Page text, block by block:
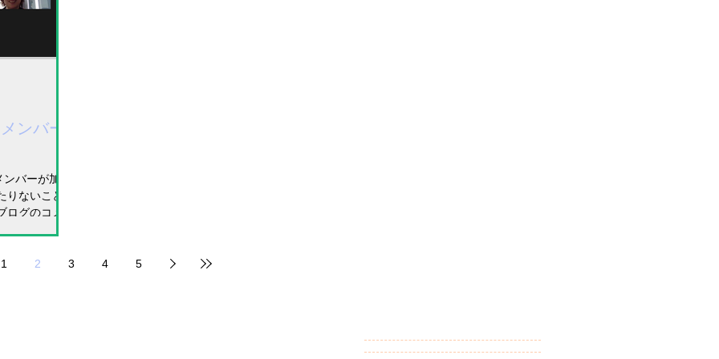
ンバー
バーが加わ
ないことが
グのコメン
1
2 3 4 5